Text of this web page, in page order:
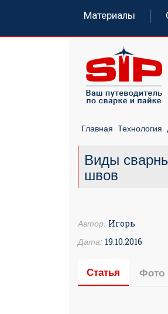
Материалы
Главная Технология
Виды
швов
Автор: Игорь
Дата: 19.10.2016
Статья Фото